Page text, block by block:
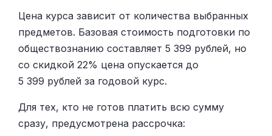
Цена курса зависит от количества выбранных
предметов. Базовая стоимость подготовки по
обществознанию составляет 5 399 рублей, но
со скидкой 22% цена опускается до
5 399 рублей за годовой курс.
Для тех, кто не готов платить всю сумму
сразу, предусмотрена рассрочка: